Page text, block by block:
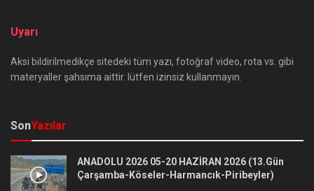
Uyarı
Aksi bildirilmedikçe sitedeki tüm yazı, fotoğraf video, rota vs. gibi
materyaller şahsıma aittir. lütfen izinsiz kullanmayın.
SonYazılar
ANADOLU 2026 05-20 HAZİRAN 2026 (13.Gün
Çarşamba-Köseler-Harmancık-Piribeyler)